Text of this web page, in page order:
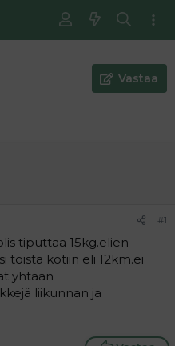
Vastaa
#1
tiputtaa 15kg.elien
töistä kotiin eli 12km.ei
yhtään
liikunnan ja